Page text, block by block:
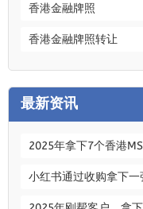
香港金融牌照
香港金融牌照转让
最新资讯
2025年拿下7个香港
小红书通过收购拿下一